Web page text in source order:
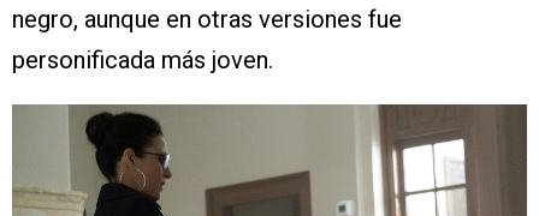
negro, aunque en otras versiones fue
personificada más joven.